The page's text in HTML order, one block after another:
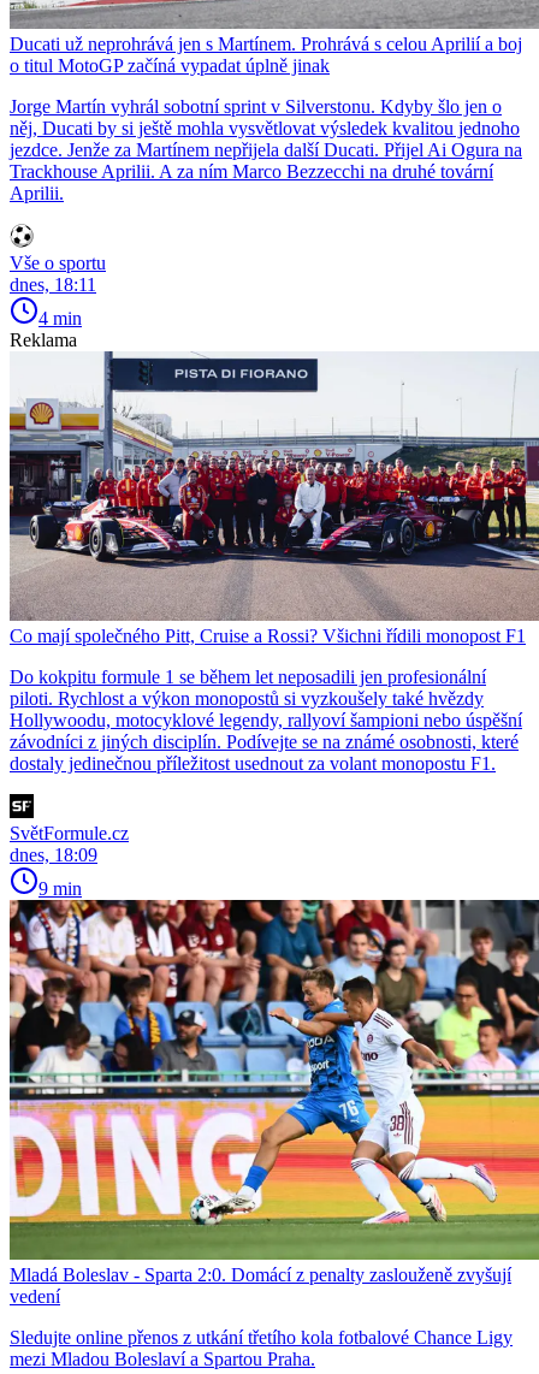
Ducati už neprohrává jen s Martínem. Prohrává s celou Aprilií a boj
o titul MotoGP začíná vypadat úplně jinak
Jorge Martín vyhrál sobotní sprint v Silverstonu. Kdyby šlo jen o
něj, Ducati by si ještě mohla vysvětlovat výsledek kvalitou jednoho
jezdce. Jenže za Martínem nepřijela další Ducati. Přijel Ai Ogura na
Trackhouse Aprilii. A za ním Marco Bezzecchi na druhé tovární
Aprilii.
Vše o sportu
dnes, 18:11
4 min
Reklama
Co mají společného Pitt, Cruise a Rossi? Všichni řídili monopost F1
Do kokpitu formule 1 se během let neposadili jen profesionální
piloti. Rychlost a výkon monopostů si vyzkoušely také hvězdy
Hollywoodu, motocyklové legendy, rallyoví šampioni nebo úspěšní
závodníci z jiných disciplín. Podívejte se na známé osobnosti, které
dostaly jedinečnou příležitost usednout za volant monopostu F1.
SvětFormule.cz
dnes, 18:09
9 min
Mladá Boleslav - Sparta 2:0. Domácí z penalty zaslouženě zvyšují
vedení
Sledujte online přenos z utkání třetího kola fotbalové Chance Ligy
mezi Mladou Boleslaví a Spartou Praha.